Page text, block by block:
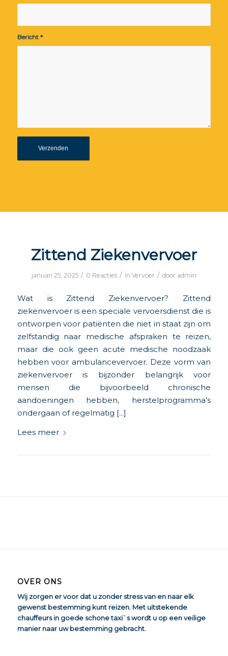
Bericht *
Zittend Ziekenvervoer
januari 25, 2025 / 0 Reacties / in Vervoer / door admin
Wat is Zittend Ziekenvervoer? Zittend
ziekenvervoer is een speciale vervoersdienst die is
ontworpen voor patiënten die niet in staat zijn om
zelfstandig naar medische afspraken te reizen,
maar die ook geen acute medische noodzaak
hebben voor ambulancevervoer. Deze vorm van
ziekenvervoer is bijzonder belangrijk voor
mensen die bijvoorbeeld chronische
aandoeningen hebben, herstelprogramma’s
ondergaan of regelmatig […]
Lees meer
OVER ONS
Wij zorgen er voor dat u zonder stress van en naar elk
gewenst bestemming kunt reizen. Met uitstekende
chauffeurs in goede schone taxi`s wordt u op een veilige
manier naar uw bestemming gebracht.